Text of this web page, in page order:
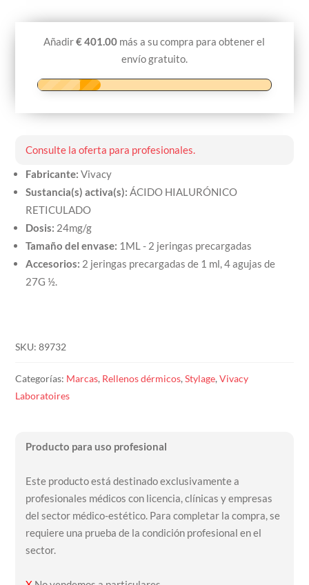
Bi-
Añadir€401.00 más a su compra para obtener el
envío gratuito.
Consulte la oferta para profesionales.
Fabricante: Vivacy
Sustancia(s) activa(s): ÁCIDO HIALURÓNICO
RETICULADO
Dosis: 24mg/g
Tamaño del envase: 1ML - 2 jeringas precargadas
Accesorios: 2 jeringas precargadas de 1 ml, 4 agujas de
27G ½.
SKU:89732
Categorías: Marcas, Rellenos dérmicos,Stylage,Vivacy
Laboratoires
Producto para uso profesional
Este producto está destinado exclusivamente a
profesionales médicos con licencia, clínicas y empresas
del sector médico-estético. Para completar la compra, se
requiere una prueba de la condición profesional en el
sector.